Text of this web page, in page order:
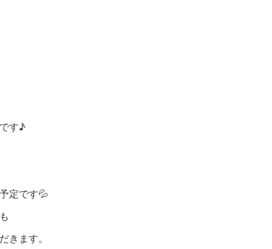
す♪
定です💦
きます。